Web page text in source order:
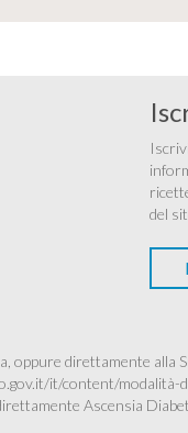
del
oppure direttamente
it/content/
Ascensia